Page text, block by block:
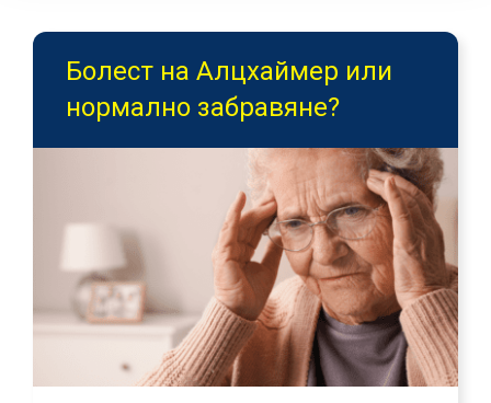
Болест на Алцхаймер или
нормално забравяне?